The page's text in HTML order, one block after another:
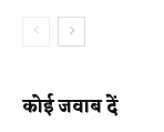
कोई जवाब दें